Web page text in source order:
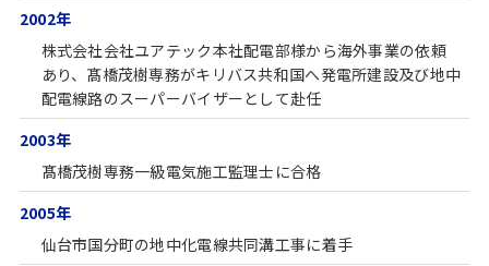
2002年
株式会社会社ユアテック本社配電部様から海外事業の依頼
あり、髙橋茂樹専務がキリバス共和国へ発電所建設及び地中
配電線路のスーパーバイザーとして赴任
2003年
髙橋茂樹専務一級電気施工監理士に合格
2005年
仙台市国分町の地中化電線共同溝工事に着手